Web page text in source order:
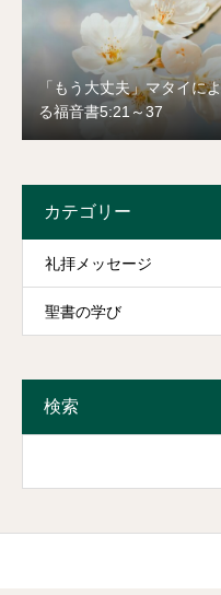
「もう大丈夫」マタイによ
る福音書5:21～37
カテゴリー
礼拝メッセージ
聖書の学び
検索